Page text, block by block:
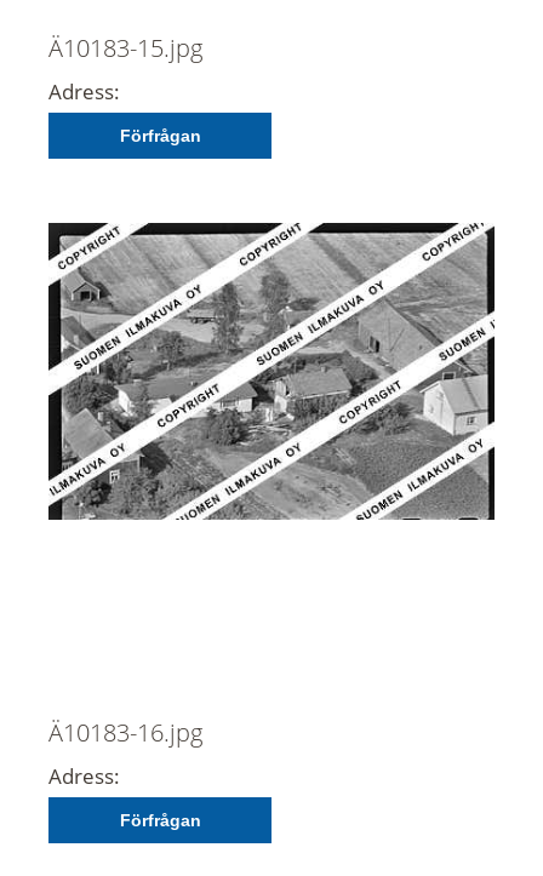
Ä10183-15.jpg
Adress:
Förfrågan
Ä10183-16.jpg
Adress:
Förfrågan